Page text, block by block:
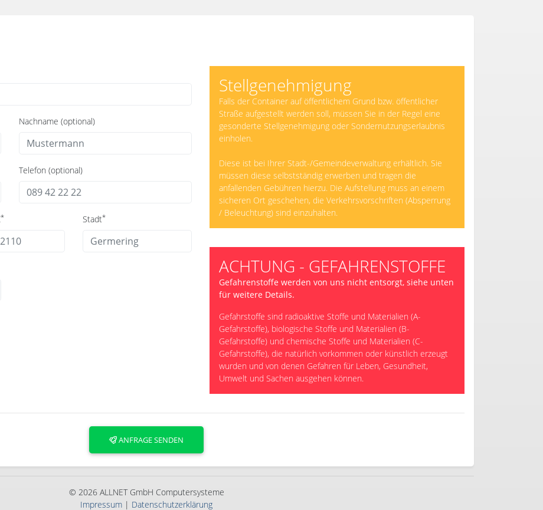
Nachname (optional)
Telefon (optional)
* Stadt*
Stellgenehmigung
Falls der Container auf öffentlichem Grund bzw. öffentlicher
Straße aufgestellt werden soll, müssen Sie in der Regel eine
gesonderte Stellgenehmigung oder Sondernutzungserlaubnis
einholen.
Diese ist bei Ihrer Stadt-/Gemeindeverwaltung erhältlich. Sie
müssen diese selbstständig erwerben und tragen die
anfallenden Gebühren hierzu. Die Aufstellung muss an einem
sicheren Ort geschehen, die Verkehrsvorschriften (Absperrung
/ Beleuchtung) sind einzuhalten.
ACHTUNG - GEFAHRENSTOFFE
Gefahrenstoffe werden von uns nicht entsorgt, siehe unten
für weitere Details.
Gefahrstoffe sind radioaktive Stoffe und Materialien (A-
Gefahrstoffe), biologische Stoffe und Materialien (B-
Gefahrstoffe) und chemische Stoffe und Materialien (C-
Gefahrstoffe), die natürlich vorkommen oder künstlich erzeugt
wurden und von denen Gefahren für Leben, Gesundheit,
Umwelt und Sachen ausgehen können.
ANFRAGE SENDEN
© 2026 ALLNET GmbH Computersysteme
Impressum | Datenschutzerklärung